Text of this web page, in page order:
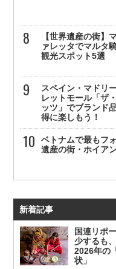
【世界遺産の街】
ァレッタでマルタ
観光スポット5選
スペイン・マドリ
レットモール「ザ
ッツ」でブランド
得に楽しもう！
ベトナムで最もフ
遺産の街・ホイア
新着記事
国連リポ
少するも
2026年の
状」